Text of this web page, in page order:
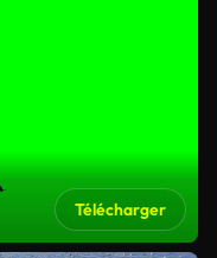
Télécharger